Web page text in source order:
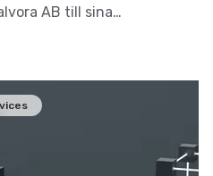
AB till sina